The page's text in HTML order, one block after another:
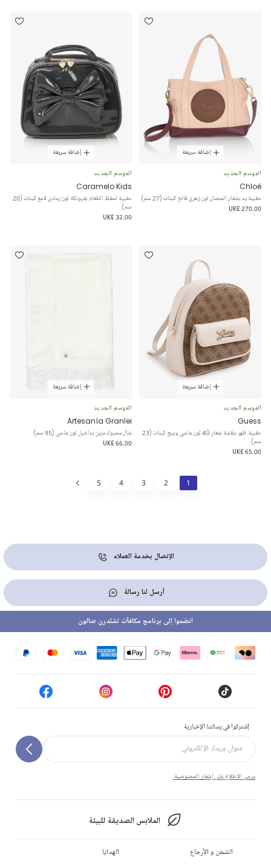
إضافة سريعة
الموسم الجديد
Chloé
حقيبة يد بشعار الحصان لون زهري فاتح للبنات (27 سم)
UK£ 270.00
إضافة سريعة
الموسم الجديد
Caramelo Kids
حقيبة لحفظ الطعام بفيونكة لون رمادي لامع للبنات (20
سم)
UK£ 32.00
إضافة سريعة
الموسم الجديد
Guess
حقيبة ظهر بنقشة شعار 4G لون عاجي وبيج للبنات (23
سم)
UK£ 65.00
إضافة سريعة
الموسم الجديد
Artesanía Granlei
شال محبوك مزين بدانتيل لون عاجي (95 سم)
UK£ 66.00
1
2
3
4
5
الإتصال بخدمة العملاء
أرسل لنا رسالة
إشتركوا في رسالتنا الإخبارية
يرجى الاطلاع على إشعار الخصوصية.
الملابس الصديقة للبيئة
انضموا إلى برنامج مكافآت تشلدرن صالون
الشحن و الأرجاع
الهدايا